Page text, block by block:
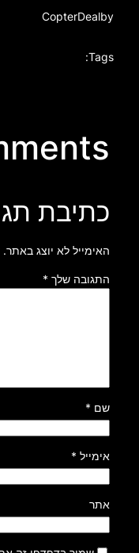
by
CopterDeal
Tags:
כתיבת
האימייל לא יוצג באתר.
התגובה שלך *
שם *
אימייל *
אתר